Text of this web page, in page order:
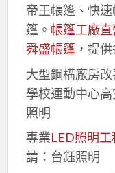
帝王帳篷、快
篷。 帳篷工廠直
舜盛帳篷，提
大型鋼構廠房改
學校運動中心
照明
專業LED照明工
請：台鈺照明